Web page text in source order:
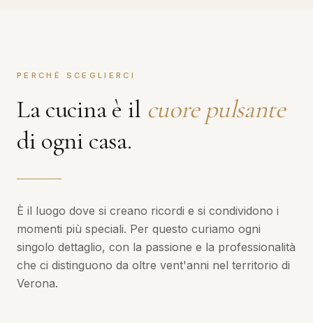
PERCHÉ SCEGLIERCI
La cucina è il cuore pulsante
di ogni casa.
È il luogo dove si creano ricordi e si condividono i
momenti più speciali. Per questo curiamo ogni
singolo dettaglio, con la passione e la professionalità
che ci distinguono da oltre vent'anni nel territorio di
Verona.